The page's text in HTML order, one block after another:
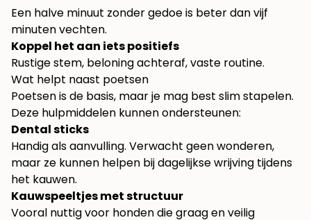
Een halve minuut zonder gedoe is beter dan vijf
minuten vechten.
Koppel het aan iets positiefs
Rustige stem, beloning achteraf, vaste routine.
Wat helpt naast poetsen
Poetsen is de basis, maar je mag best slim stapelen.
Deze hulpmiddelen kunnen ondersteunen:
Dental sticks
Handig als aanvulling. Verwacht geen wonderen,
maar ze kunnen helpen bij dagelijkse wrijving tijdens
het kauwen.
Kauwspeeltjes met structuur
Vooral nuttig voor honden die graag en veilig